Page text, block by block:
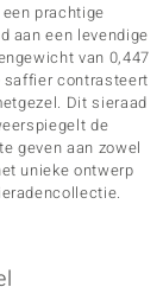
prachtige
aan een levendige
van 0,447
saffier contrasteert
Dit sieraad
de
geven aan zowel
unieke ontwerp